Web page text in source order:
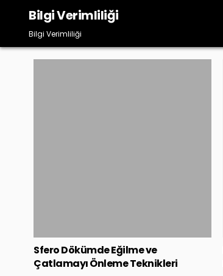
content
Bilgi Verimliliği
Bilgi Verimliliği
Sfero Dökümde Eğilme ve
Çatlamayı Önleme Teknikleri